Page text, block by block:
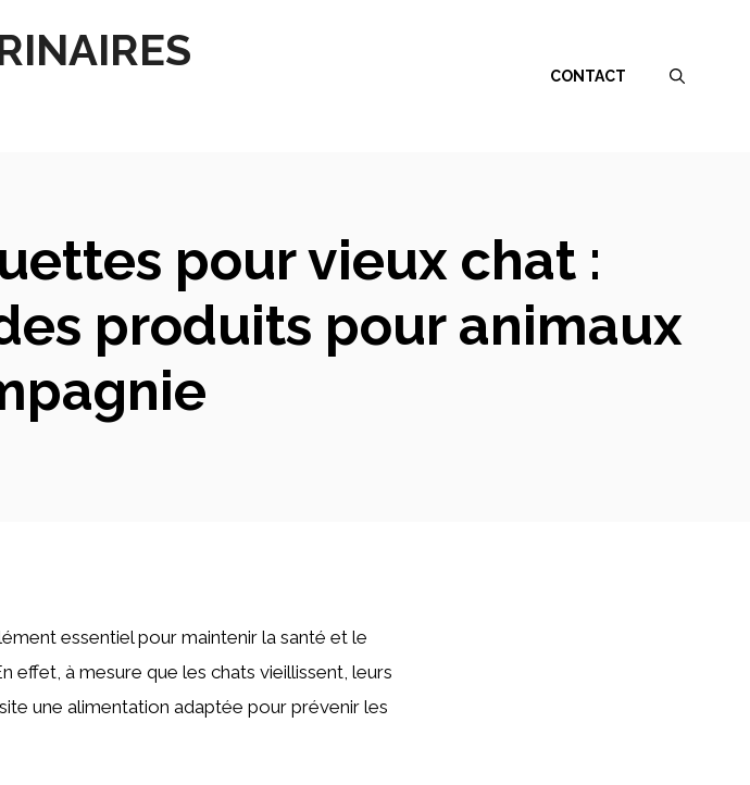
CONTACT
pour vieux chat :
produits pour animaux
essentiel pour maintenir la santé et le
effet, à mesure que les chats vieillissent, leurs
une alimentation adaptée pour prévenir les